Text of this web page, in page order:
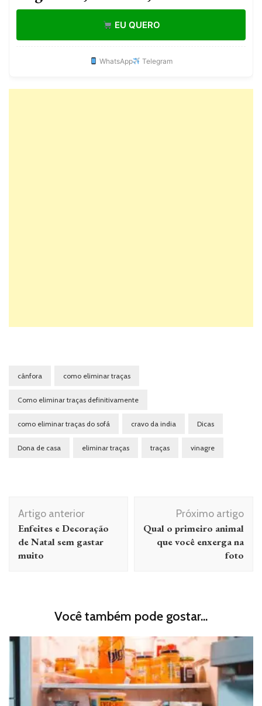
EU QUERO
WhatsApp Telegram
cânfora como eliminar traças
Como eliminar traças definitivamente
como eliminar traças do sofá cravo da india Dicas
Dona de casa eliminar traças traças vinagre
Navegação
de
post
Artigo anterior
Enfeites e Decoração
de Natal sem gastar
muito
Próximo artigo
Qual o primeiro animal
que você enxerga na
foto
Você também pode gostar...